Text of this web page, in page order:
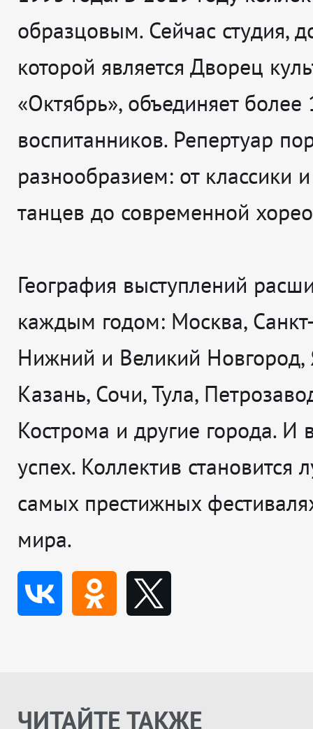
образцовым. Сейчас студия,
которой является Дворец
«Октябрь», объединяет более
воспитанников. Репертуар
разнообразием: от классики
танцев до современной
География выступлений
каждым годом: Москва,
Нижний и Великий Новгород,
Казань, Сочи, Тула,
Кострома и другие города. И
успех. Коллектив становится
самых престижных
мира.
ЧИТАЙТЕ ТАКЖЕ